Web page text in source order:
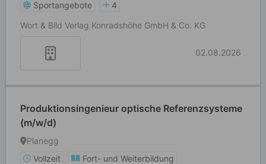
Sportangebote
4
Wort & Bild Verlag Konradshöhe GmbH & Co. KG
02.08.2026
Produktionsingenieur optische Referenzsysteme
(m/w/d)
Planegg
Vollzeit
Fort- und Weiterbildung